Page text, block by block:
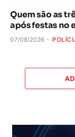
Quem são as
após festas no
07/08/2026